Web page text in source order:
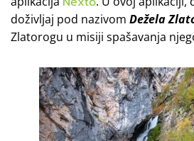
doživljaj pod nazivom Dežela
Zlatorogu u misiji spašavanja